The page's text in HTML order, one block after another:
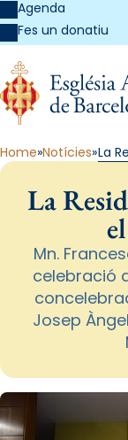
Agenda
Fes un donatiu
Home Notícies La
La
Mn.
celebració
Josep